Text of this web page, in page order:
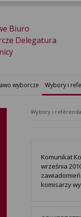
Biuro
Delegatura
wyborcze Wybory i
Wybory i referenda
Komunikat
września
komisarzy